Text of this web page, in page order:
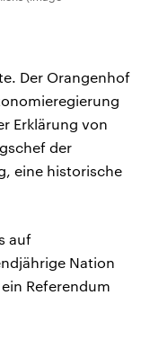
Der Orangenhof
Erklärung von
der
eine historische
auf
Nation
Referendum